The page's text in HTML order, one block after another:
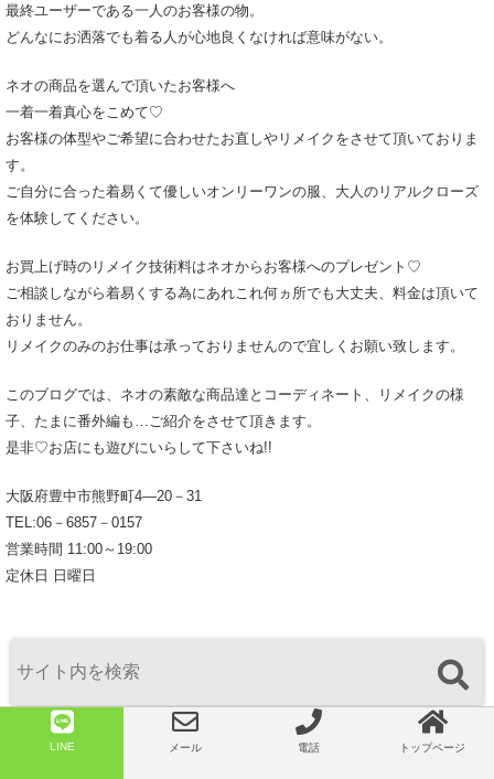
最終ユーザーである一人のお客様の物。
どんなにお洒落でも着る人が心地良くなければ意味がない。
ネオの商品を選んで頂いたお客様へ
一着一着真心をこめて♡
お客様の体型やご希望に合わせたお直しやリメイクをさせて頂いておりま
す。
ご自分に合った着易くて優しいオンリーワンの服、大人のリアルクローズ
を体験してください。
お買上げ時のリメイク技術料はネオからお客様へのプレゼント♡
ご相談しながら着易くする為にあれこれ何ヵ所でも大丈夫、料金は頂いて
おりません。
リメイクのみのお仕事は承っておりませんので宜しくお願い致します。
このブログでは、ネオの素敵な商品達とコーディネート、リメイクの様
子、たまに番外編も…ご紹介をさせて頂きます。
是非♡お店にも遊びにいらして下さいね!!
大阪府豊中市熊野町4―20－31
TEL:06－6857－0157
営業時間 11:00～19:00
定休日 日曜日
いつも応援ありがとうございます♡
LINE メール 電話 トップページ